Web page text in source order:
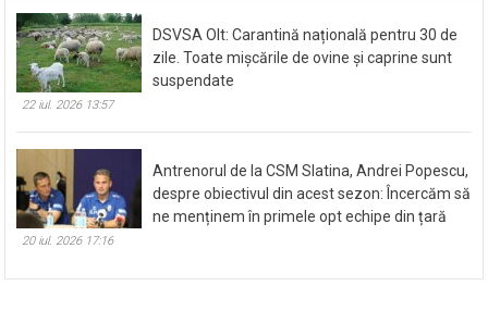
DSVSA Olt: Carantină națională pentru 30 de
zile. Toate mișcările de ovine și caprine sunt
suspendate
22 iul. 2026 13:57
Antrenorul de la CSM Slatina, Andrei Popescu,
despre obiectivul din acest sezon: Încercăm să
ne menținem în primele opt echipe din țară
20 iul. 2026 17:16